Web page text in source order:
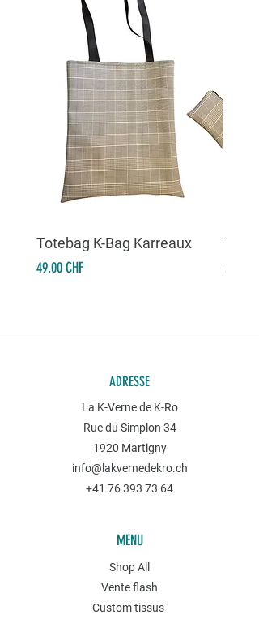
Totebag K-Bag Karreaux
Prix
49.00 CHF Prix
49.00
ADRESSE
La K-Verne de K-Ro
Rue du Simplon 34
1920 Martigny
info@lakvernedekro.ch
+41 76 393 73 64
MENU
Shop All
Vente flash
Custom tissus